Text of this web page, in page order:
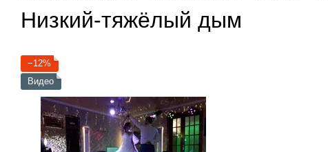
Низкий-тяжёлый дым
−12%
Видео